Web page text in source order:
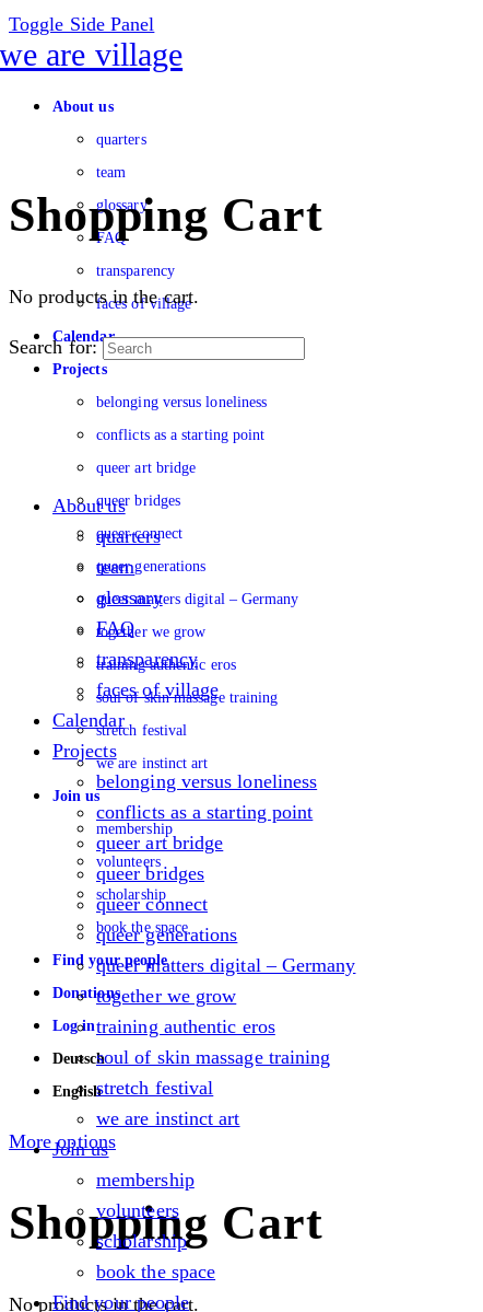
Toggle Side Panel
About us
quarters
team
glossary
FAQ
transparency
faces of village
Calendar
Projects
belonging versus loneliness
conflicts as a starting point
queer art bridge
queer bridges
queer connect
queer generations
queer matters digital – Germany
together we grow
training authentic eros
soul of skin massage training
stretch festival
we are instinct art
Join us
membership
volunteers
scholarship
book the space
Find your people
Donations
Log in
Deutsch
English
More options
Shopping Cart
No products in the cart.
Shopping Cart
No products in the cart.
Search for:
About us
quarters
team
glossary
FAQ
transparency
faces of village
Calendar
Projects
belonging versus loneliness
conflicts as a starting point
queer art bridge
queer bridges
queer connect
queer generations
queer matters digital – Germany
together we grow
training authentic eros
soul of skin massage training
stretch festival
we are instinct art
Join us
membership
volunteers
scholarship
book the space
Find your people